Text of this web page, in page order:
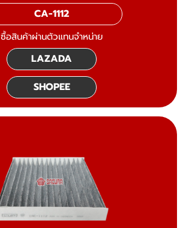
CA-1112
ซื้อสินค้าผ่านตัวแทนจำหน่าย
LAZADA
SHOPEE